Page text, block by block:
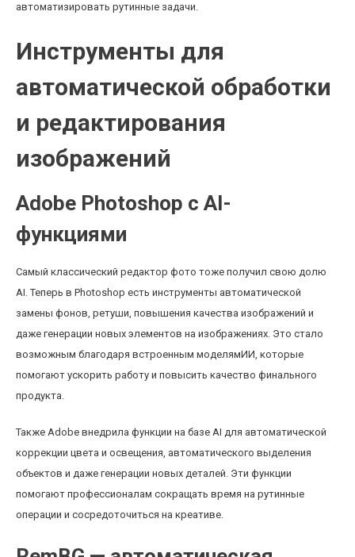
автоматизировать рутинные задачи.
Инструменты для
автоматической обработки
и редактирования
изображений
Adobe Photoshop с AI-
функциями
Самый классический редактор фото тоже получил свою долю
AI. Теперь в Photoshop есть инструменты автоматической
замены фонов, ретуши, повышения качества изображений и
даже генерации новых элементов на изображениях. Это стало
возможным благодаря встроенным моделямИИ, которые
помогают ускорить работу и повысить качество финального
продукта.
Также Adobe внедрила функции на базе AI для автоматической
коррекции цвета и освещения, автоматического выделения
объектов и даже генерации новых деталей. Эти функции
помогают профессионалам сокращать время на рутинные
операции и сосредоточиться на креативе.